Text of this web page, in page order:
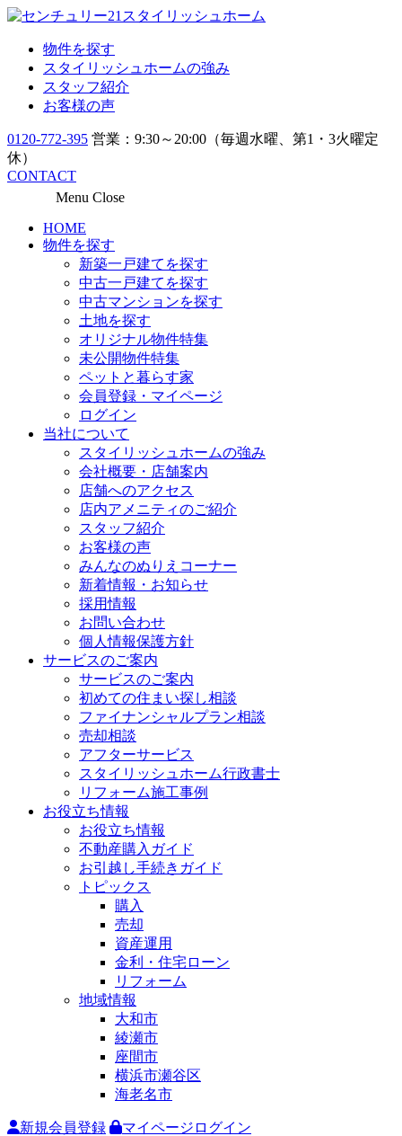
物件を探す
スタイリッシュホームの強み
スタッフ紹介
お客様の声
0120-772-395 営業：9:30～20:00（毎週水曜、第1・3火曜定
休）
CONTACT
Menu Close
HOME
物件を探す
新築一戸建てを探す
中古一戸建てを探す
中古マンションを探す
土地を探す
オリジナル物件特集
未公開物件特集
ペットと暮らす家
会員登録・マイページ
ログイン
当社について
スタイリッシュホームの強み
会社概要・店舗案内
店舗へのアクセス
店内アメニティのご紹介
スタッフ紹介
お客様の声
みんなのぬりえコーナー
新着情報・お知らせ
採用情報
お問い合わせ
個人情報保護方針
サービスのご案内
サービスのご案内
初めての住まい探し相談
ファイナンシャルプラン相談
売却相談
アフターサービス
スタイリッシュホーム行政書士
リフォーム施工事例
お役立ち情報
お役立ち情報
不動産購入ガイド
お引越し手続きガイド
トピックス
購入
売却
資産運用
金利・住宅ローン
リフォーム
地域情報
大和市
綾瀬市
座間市
横浜市瀬谷区
海老名市
新規会員登録
マイページログイン